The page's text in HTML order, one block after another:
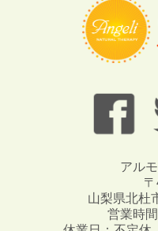
アル
山梨県北杜
営業時